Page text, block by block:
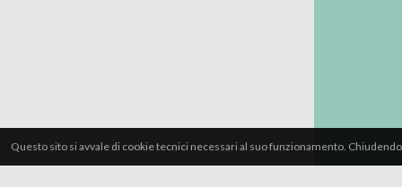
Questo sito si avvale di cookie tecnici necessari al suo funzionamento.